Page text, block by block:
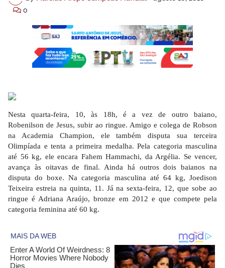
0
Nesta quarta-feira, 10, às 18h, é a vez de outro baiano,
Robenilson de Jesus, subir ao ringue. Amigo e colega de Robson
na Academia Champion, ele também disputa sua terceira
Olimpíada e tenta a primeira medalha. Pela categoria masculina
até 56 kg, ele encara Fahem Hammachi, da Argélia. Se vencer,
avança às oitavas de final. Ainda há outros dois baianos na
disputa do boxe. Na categoria masculina até 64 kg, Joedison
Teixeira estreia na quinta, 11. Já na sexta-feira, 12, que sobe ao
ringue é Adriana Araújo, bronze em 2012 e que compete pela
categoria feminina até 60 kg.